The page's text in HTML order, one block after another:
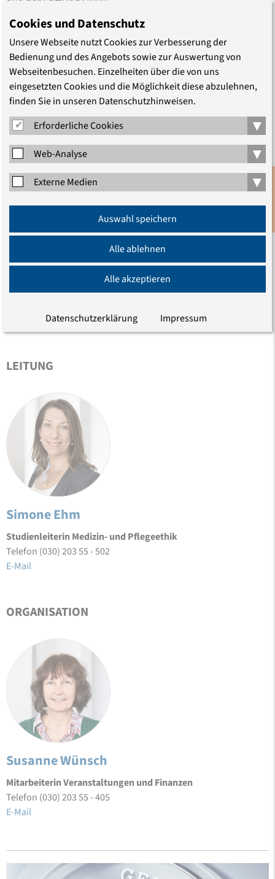
TEILEN
im Kalender speichern
LEITUNG
Simone Ehm
Studienleiterin Medizin- und Pflegeethik
Telefon (030) 203 55 - 502
E-Mail
ORGANISATION
Susanne Wünsch
Mitarbeiterin Veranstaltungen und Finanzen
Telefon (030) 203 55 - 405
E-Mail
Anmeldung
Cookies und Datenschutz
Unsere Webseite nutzt Cookies zur Verbesserung der
Bedienung und des Angebots sowie zur Auswertung von
Webseitenbesuchen. Einzelheiten über die von uns
eingesetzten Cookies und die Möglichkeit diese abzulehnen,
finden Sie in unseren Datenschutzhinweisen.
Erforderliche Cookies
▾
Web-Analyse ▾
Externe Medien ▾
Auswahl speichern
Alle ablehnen
Alle akzeptieren
Datenschutzerklärung Impressum